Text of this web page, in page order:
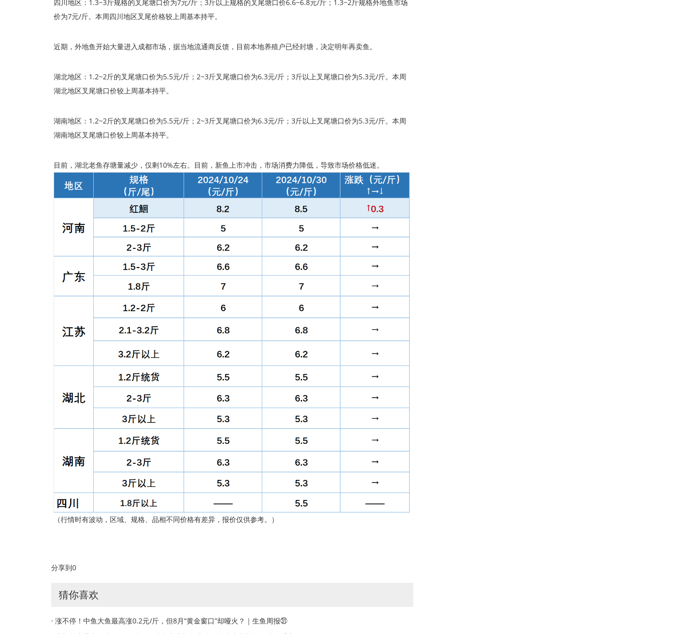
四川地区：1.3~3斤规格的叉尾塘口价为7元/斤；3斤以上规格的叉尾塘口价6.6~6.8元/斤；1.3~2斤规格外地鱼市场
价为7元/斤。本周四川地区叉尾价格较上周基本持平。
近期，外地鱼开始大量进入成都市场，据当地流通商反馈，目前本地养殖户已经封塘，决定明年再卖鱼。
湖北地区：1.2~2斤的叉尾塘口价为5.5元/斤；2~3斤叉尾塘口价为6.3元/斤；3斤以上叉尾塘口价为5.3元/斤。本周
湖北地区叉尾塘口价较上周基本持平。
湖南地区：1.2~2斤的叉尾塘口价为5.5元/斤；2~3斤叉尾塘口价为6.3元/斤；3斤以上叉尾塘口价为5.3元/斤。本周
湖南地区叉尾塘口价较上周基本持平。
目前，湖北老鱼存塘量减少，仅剩10%左右。目前，新鱼上市冲击，市场消费力降低，导致市场价格低迷。
（行情时有波动，区域、规格、品相不同价格有差异，报价仅供参考。）
分享到0
猜你喜欢
· 涨不停！中鱼大鱼最高涨0.2元/斤，但8月“黄金窗口”却哑火？｜生鱼周报㉛